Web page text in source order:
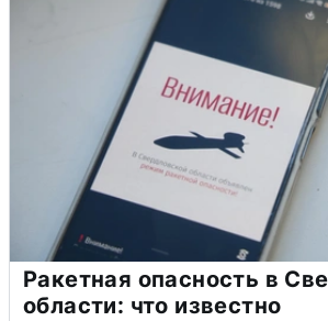
Ракетная опасность в
области: что известно